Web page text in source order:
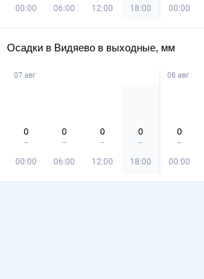
00:00 06:00 12:00 18:00 00:00
Осадки в Видяево в выходные, мм
07 авг
0
00:00
0
06:00
0
12:00
0
18:00
08 авг
0
00:00